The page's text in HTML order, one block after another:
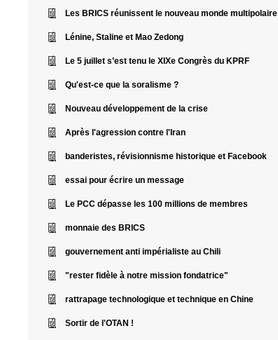
Les BRICS réunissent le nouveau monde multipolaire
Lénine, Staline et Mao Zedong
Le 5 juillet s’est tenu le XIXe Congrès du KPRF
Qu'est-ce que la soralisme ?
Nouveau développement de la crise
Après l'agression contre l'Iran
banderistes, révisionnisme historique et Facebook
essai pour écrire un message
Le PCC dépasse les 100 millions de membres
monnaie des BRICS
gouvernement anti impérialiste au Chili
"rester fidèle à notre mission fondatrice"
rattrapage technologique et technique en Chine
Sortir de l'OTAN !